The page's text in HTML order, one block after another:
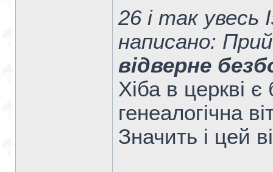
26 і так увесь
написано:
відверне
Хіба в церкві
генеалогічна
Значить і цей